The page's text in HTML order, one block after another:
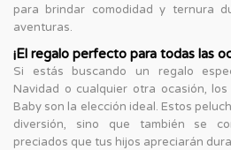
para brindar comodidad y ternura
aventuras.
¡El regalo perfecto para todas las
Si estás buscando un regalo
Navidad o cualquier otra ocasión,
Baby son la elección ideal. Estos
diversión, sino que también se
preciados que tus hijos apreciarán